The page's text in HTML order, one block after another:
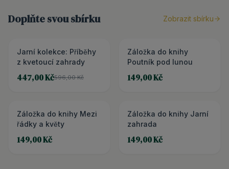
Doplňte svou sbírku Zobrazit sbírku
3+1 ZDARMA
Jarní kolekce: Příběhy
z kvetoucí zahrady
447,00 Kč596,00 Kč
Záložka do knihy
Poutník pod lunou
149,00 Kč
Záložka do knihy Mezi
řádky a květy
149,00 Kč
Záložka do knihy Jarní
zahrada
149,00 Kč